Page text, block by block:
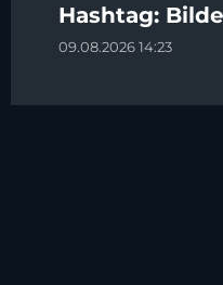
Hashtag:
09.08.2026 14:23